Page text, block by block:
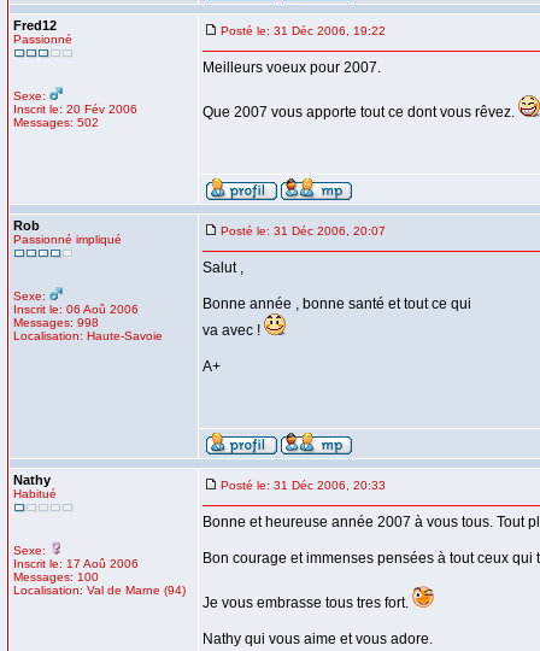
Fred12
Passionné
Sexe:
Inscrit le: 20 Fév 2006
Messages: 502
Posté le: 31 Déc 2006, 19:22
Meilleurs voeux pour 2007.
Que 2007 vous apporte tout ce dont vous rêvez.
Rob
Passionné impliqué
Sexe:
Inscrit le: 06 Aoû 2006
Messages: 998
Localisation: Haute-Savoie
Posté le: 31 Déc 2006, 20:07
Salut ,
Bonne année , bonne santé et tout ce qui
va avec !
A+
Nathy
Habitué
Sexe:
Inscrit le: 17 Aoû 2006
Messages: 100
Localisation: Val de Marne (94)
Posté le: 31 Déc 2006, 20:33
Bonne et heureuse année 2007 à vous tous. Tout
Bon courage et immenses pensées à tout ceux
Je vous embrasse tous tres fort.
Nathy qui vous aime et vous adore.